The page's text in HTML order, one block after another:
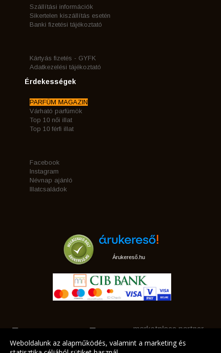
Szállítási információk
Sikertelen kiszállítás esetén
Banki fizetési tájékoztató
Kártyás fizetés - GYFK
Adatkezelési tájékoztató
Érdekességek
PARFÜM MAGAZIN
Várható parfümök
Top 10 női illat
Top 10 férfi illat
Facebook
Instagram
Névnap ajánló
Illatcsaládok
Árukereső.hu
marketplace partner
Weboldalunk az alapműködés, valamint a marketing és